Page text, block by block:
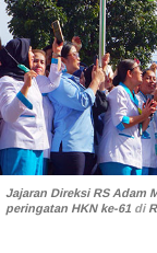
Jajaran Direksi RS Adam
peringatan HKN ke-61 di